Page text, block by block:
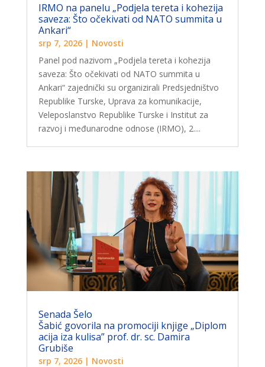
IRMO na panelu „Podjela tereta i kohezija
saveza: Što očekivati ​​od NATO summita u
Ankari“
srp 7, 2026| Novosti
Panel pod nazivom „Podjela tereta i kohezija
saveza: Što očekivati ​​od NATO summita u
Ankari“ zajednički su organizirali Predsjedništvo
Republike Turske, Uprava za komunikacije,
Veleposlanstvo Republike Turske i Institut za
razvoj i međunarodne odnose (IRMO), 2....
Senada Šelo
Šabić govorila na promociji knjige „Diplom
acija iza kulisa” prof. dr. sc. Damira
Grubiše
srp 7, 2026| Novosti